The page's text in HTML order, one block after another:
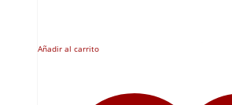
Añadir al carrito